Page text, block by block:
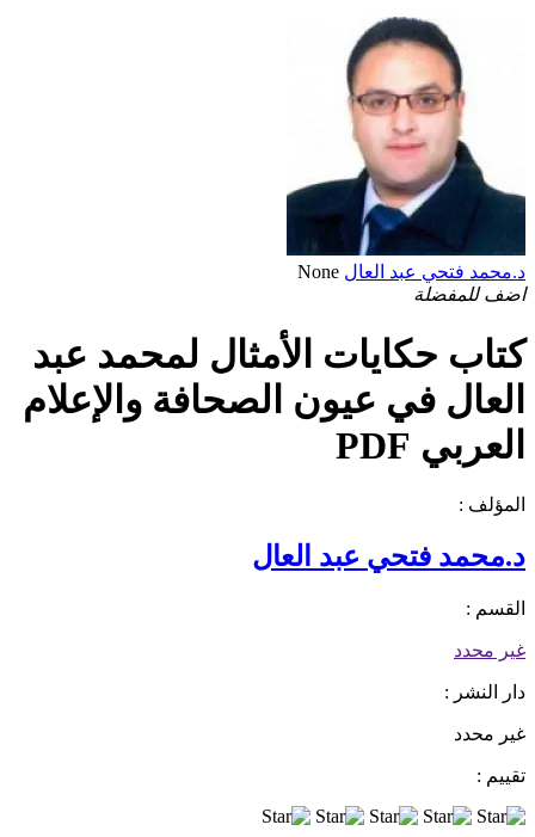
د.محمد فتحي عبد العال None
اضف للمفضلة
كتاب حكايات الأمثال لمحمد عبد
العال في عيون الصحافة والإعلام
العربي PDF
المؤلف :
د.محمد فتحي عبد العال
القسم :
غير محدد
دار النشر :
غير محدد
تقييم :